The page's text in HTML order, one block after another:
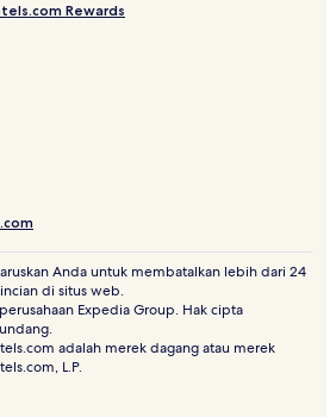
Rewards
Anda untuk membatalkan lebih dari 24
di situs web.
Expedia Group. Hak cipta
adalah merek dagang atau merek
L.P.